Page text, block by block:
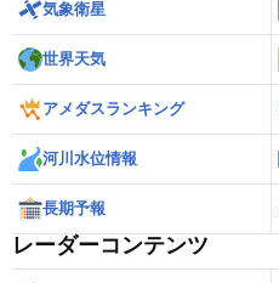
気象衛星
世界天気
アメダスランキング
河川水位情報
長期予報
レーダーコンテンツ